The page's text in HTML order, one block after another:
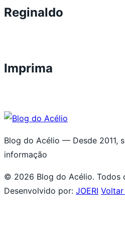
Reginaldo
Imprima
Blog do Acélio — Desde 2011,
informação
© 2026 Blog do Acélio. Todos
Desenvolvido por: JOERI